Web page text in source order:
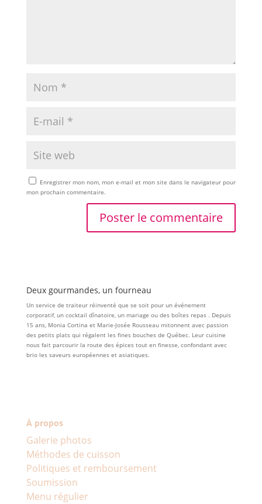
Enregistrer mon nom, mon e-mail et mon site dans le navigateur pour
mon prochain commentaire.
Deux gourmandes, un fourneau
Un service de traiteur réinventé que se soit pour un événement
corporatif, un cocktail dînatoire, un mariage ou des boîtes repas . Depuis
15 ans, Monia Cortina et Marie-Josée Rousseau mitonnent avec passion
des petits plats qui régalent les fines bouches de Québec. Leur cuisine
nous fait parcourir la route des épices tout en finesse, confondant avec
brio les saveurs européennes et asiatiques.
À propos
Galerie photos
Méthodes de cuisson
Politiques et remboursement
Soumission
Menu régulier